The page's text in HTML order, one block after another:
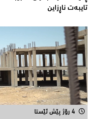
تایبەت ناڕزاین
4 رۆژ پێش ئێستا